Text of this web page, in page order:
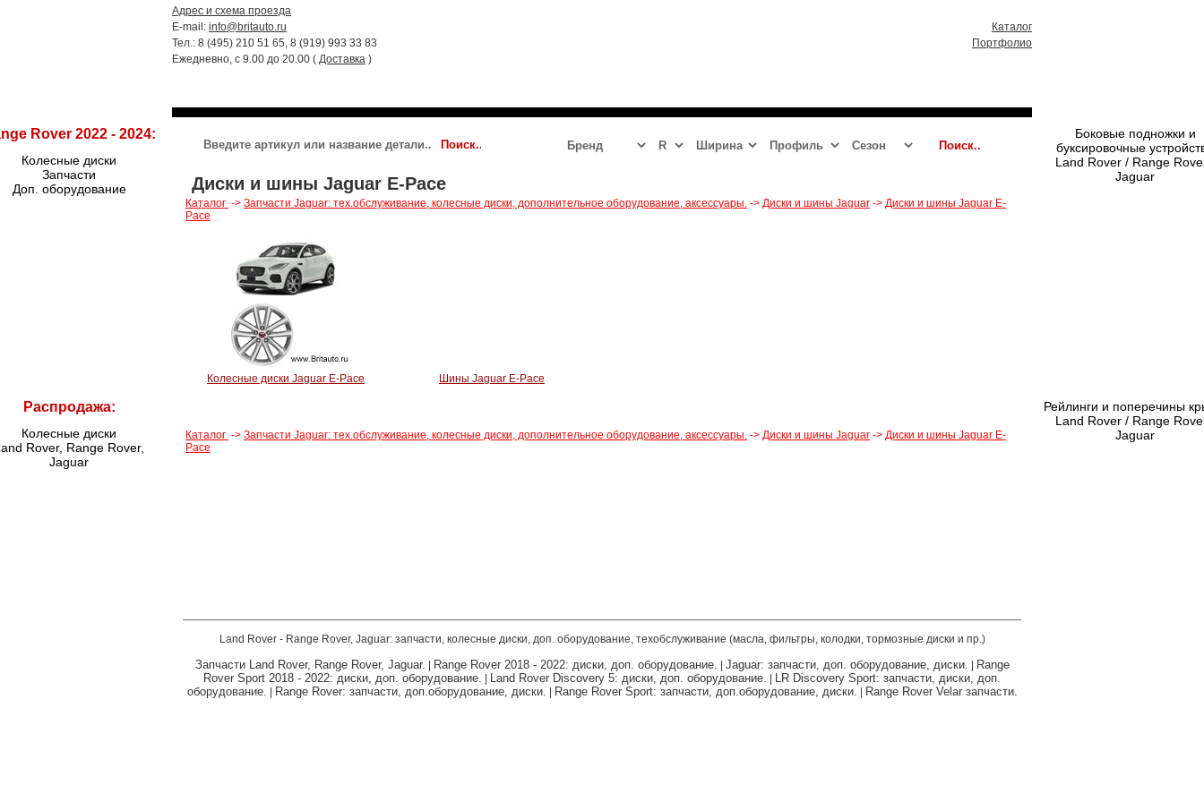
Адрес и схема проезда
E-mail: info@britauto.ru
Тел.: 8 (495) 210 51 65, 8 (919) 993 33 83
Ежедневно, с 9.00 до 20.00 ( Доставка )
Каталог
Портфолио
Боковые подножки и
буксировочные
Land Rover / Range
Jaguar
Рейлинги и поперечины
Land Rover / Range
Jaguar
Rover 2022 - 2024:
Колесные диски
Запчасти
Доп. оборудование
Распродажа:
Колесные диски
Rover, Range Rover,
Jaguar
Диски и шины Jaguar E-Pace
Каталог -> Запчасти Jaguar: тех.обслуживание, колесные диски, дополнительное оборудование, аксессуары. -> Диски и шины Jaguar -> Диски и шины Jaguar E-
Pace
Колесные диски Jaguar E-Pace Шины Jaguar E-Pace
Каталог -> Запчасти Jaguar: тех.обслуживание, колесные диски, дополнительное оборудование, аксессуары. -> Диски и шины Jaguar -> Диски и шины Jaguar E-
Pace
Land Rover - Range Rover, Jaguar: запчасти, колесные диски, доп. оборудование, техобслуживание (масла, фильтры, колодки, тормозные диски и пр.)
Запчасти Land Rover, Range Rover, Jaguar. Range Rover 2018 - 2022: диски, доп. оборудование. Jaguar: запчасти, доп. оборудование, диски.
Range
Rover Sport 2018 - 2022: диски, доп. оборудование.
Land Rover Discovery 5: диски, доп. оборудование.
LR Discovery Sport: запчасти, диски, доп.
оборудование.
Range Rover: запчасти, доп.оборудование, диски. Range Rover Sport: запчасти, доп.оборудование, диски. Range Rover Velar запчасти.